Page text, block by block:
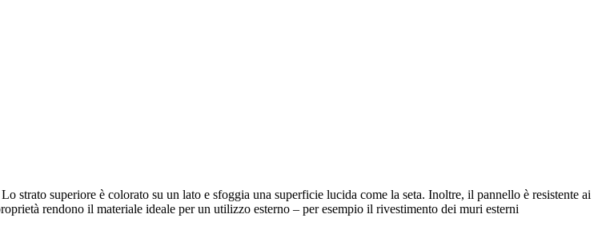
superiore è colorato su un lato e sfoggia una superficie lucida come la seta. Inoltre, il pannello è resistente ai
rendono il materiale ideale per un utilizzo esterno – per esempio il rivestimento dei muri esterni